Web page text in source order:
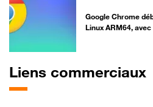
Google Chrome
Linux ARM64,
Liens commerciaux